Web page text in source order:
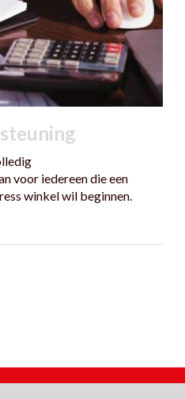
voor iedereen die een
winkel wil beginnen.